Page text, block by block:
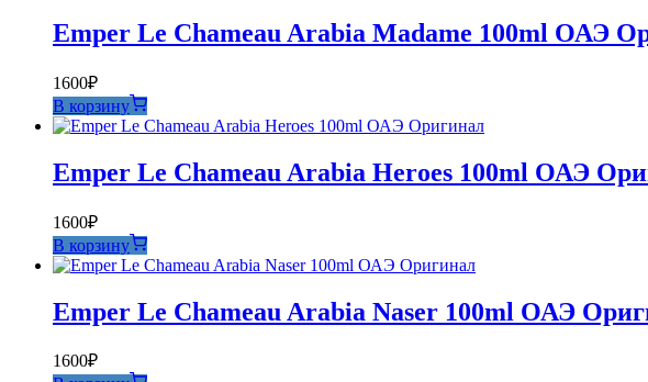
Emper Le Chameau Arabia Madame 100ml ОАЭ
1600₽
В корзину
Emper Le Chameau Arabia Heroes 100ml ОАЭ
1600₽
В корзину
Emper Le Chameau Arabia Naser 100ml ОАЭ
1600₽